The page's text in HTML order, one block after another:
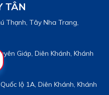
TÂN
Thạnh, Tây Nha Trang,
Giáp, Diên Khánh, Khánh
lộ 1A, Diên Khánh, Khánh